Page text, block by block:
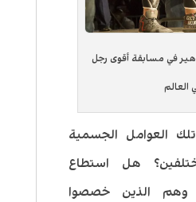
في مسابقة أقوى رجل
العالم
العوامل الجسمية
هل استطاع
وهم الذين خصصوا